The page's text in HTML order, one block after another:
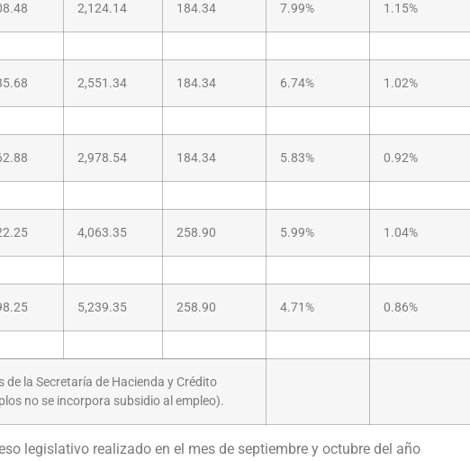
2,124.14 184.34 7.99% 1.15%
2,551.34 184.34 6.74% 1.02%
2,978.54 184.34 5.83% 0.92%
4,063.35 258.90 5.99% 1.04%
5,239.35 258.90 4.71% 0.86%
la Secretaría de Hacienda y Crédito
no se incorpora subsidio al empleo).
legislativo realizado en el mes de septiembre y octubre del año